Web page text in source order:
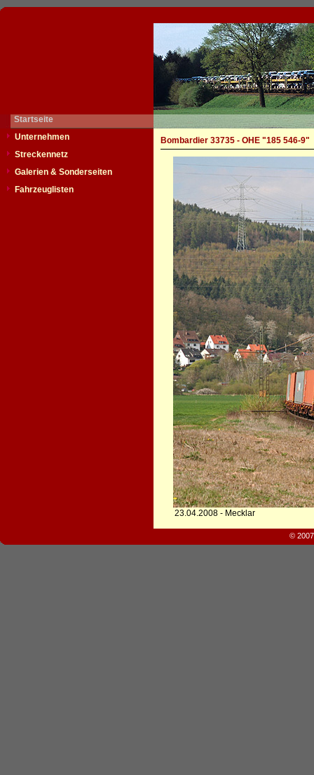
Startseite
Unternehmen
Streckennetz
Galerien & Sonderseiten
Fahrzeuglisten
Bombardier 33735 - OHE "185 546-9"
23.04.2008 - Mecklar
©